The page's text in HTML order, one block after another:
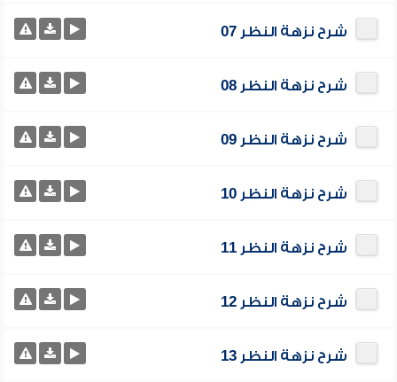
شرح نزهة النظر 07
شرح نزهة النظر 08
شرح نزهة النظر 09
شرح نزهة النظر 10
شرح نزهة النظر 11
شرح نزهة النظر 12
شرح نزهة النظر 13